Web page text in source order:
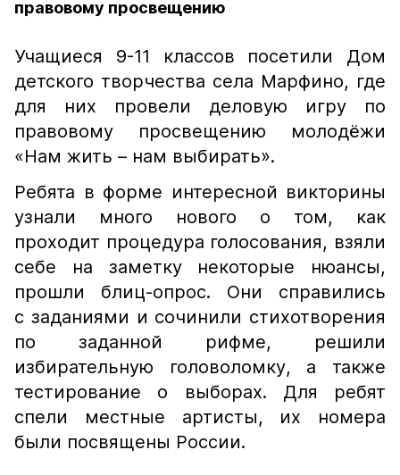
правовому просвещению
Учащиеся 9-11 классов посетили Дом
детского творчества села Марфино, где
для них провели деловую игру по
правовому просвещению молодёжи
«Нам жить – нам выбирать».
Ребята в форме интересной викторины
узнали много нового о том, как
проходит процедура голосования, взяли
себе на заметку некоторые нюансы,
прошли блиц-опрос. Они справились
с заданиями и сочинили стихотворения
по заданной рифме, решили
избирательную головоломку, а также
тестирование о выборах. Для ребят
спели местные артисты, их номера
были посвящены России.